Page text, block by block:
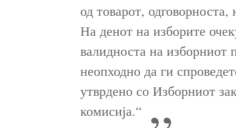
од товарот,
На денот на изборите
валидноста на изборниот
неопходно да ги
утврдено со Изборниот
комисија.“